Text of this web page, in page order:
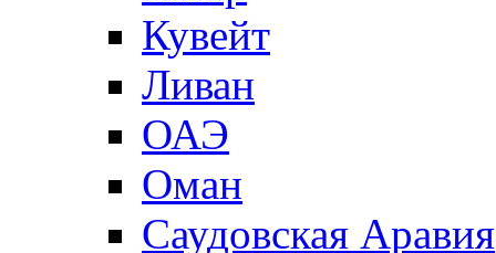
Кувейт
Ливан
ОАЭ
Оман
Саудовская Аравия